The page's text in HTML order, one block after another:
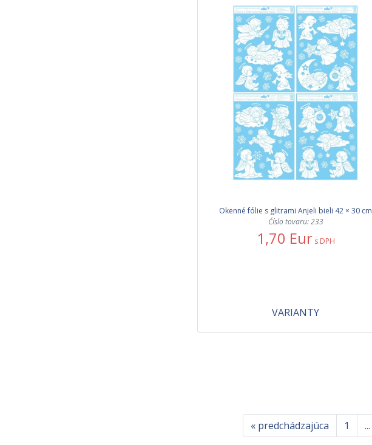
Okenné fólie s glitrami Anjeli bieli 42 × 30 cm
Číslo tovaru: 233
1,70 Eur s DPH
VARIANTY
« predchádzajúca 1 ...